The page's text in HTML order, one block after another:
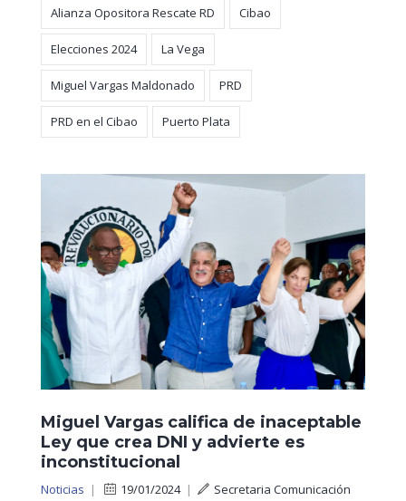
Alianza Opositora Rescate RD Cibao
Elecciones 2024 La Vega
Miguel Vargas Maldonado PRD
PRD en el Cibao Puerto Plata
Miguel Vargas califica de inaceptable
Ley que crea DNI y advierte es
inconstitucional
Noticias | 19/01/2024|
Secretaria Comunicación